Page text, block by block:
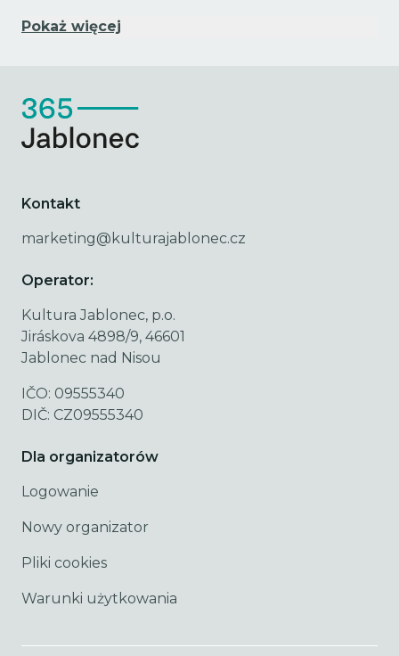
Pokaż więcej
Kontakt
marketing@kulturajablonec.cz
Operator:
Kultura Jablonec, p.o.
Jiráskova 4898/9, 46601
Jablonec nad Nisou
IČO: 09555340
DIČ: CZ09555340
Dla organizatorów
Logowanie
Nowy organizator
Pliki cookies
Warunki użytkowania